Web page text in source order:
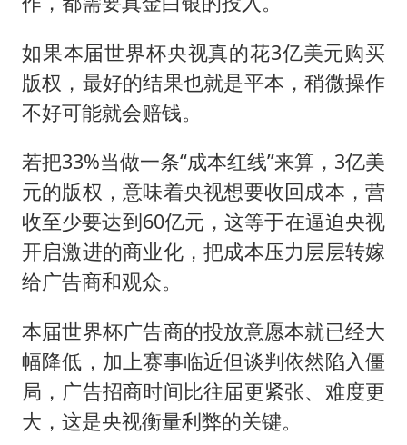
如果本届世界杯央视真的花3亿美元购买
版权，最好的结果也就是平本，稍微操作
不好可能就会赔钱。
若把33%当做一条“成本红线”来算，3亿美
元的版权，意味着央视想要收回成本，营
收至少要达到60亿元，这等于在逼迫央视
开启激进的商业化，把成本压力层层转嫁
给广告商和观众。
本届世界杯广告商的投放意愿本就已经大
幅降低，加上赛事临近但谈判依然陷入僵
局，广告招商时间比往届更紧张、难度更
大，这是央视衡量利弊的关键。